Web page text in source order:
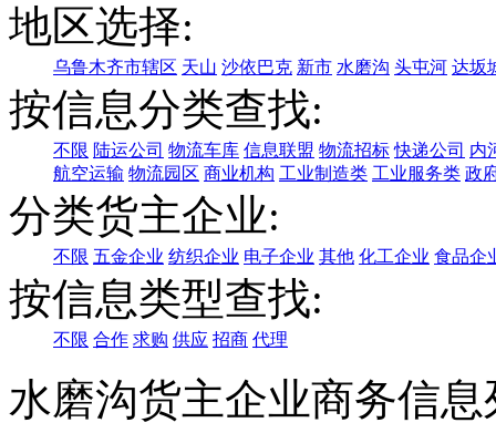
地区选择:
乌鲁木齐市辖区 天山 沙依巴克 新市 水磨沟 头屯河 达坂
按信息分类查找:
不限 陆运公司 物流车库 信息联盟 物流招标 快递公司 内
航空运输 物流园区 商业机构 工业制造类 工业服务类 政
分类货主企业:
不限 五金企业 纺织企业 电子企业 其他 化工企业 食品企
按信息类型查找:
不限 合作 求购 供应 招商 代理
水磨沟货主企业商务信息